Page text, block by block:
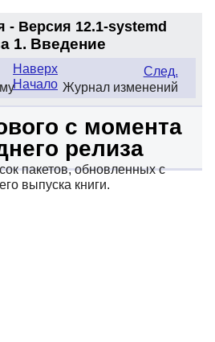
- Версия 12.1-systemd
1. Введение
След.
Журнал изменений
Наверх
Начало
с момента
релиза
пакетов, обновленных с
выпуска книги.